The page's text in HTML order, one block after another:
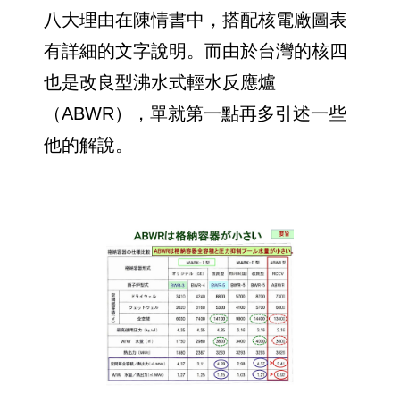
八大理由在陳情書中，搭配核電廠圖表
有詳細的文字說明。而由於台灣的核四
也是改良型沸水式輕水反應爐
（ABWR），單就第一點再多引述一些
他的解說。